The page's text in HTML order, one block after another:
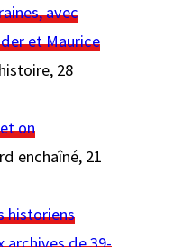
avec
et Maurice
, 28
on
enchaîné, 21
historiens
archives de 39-